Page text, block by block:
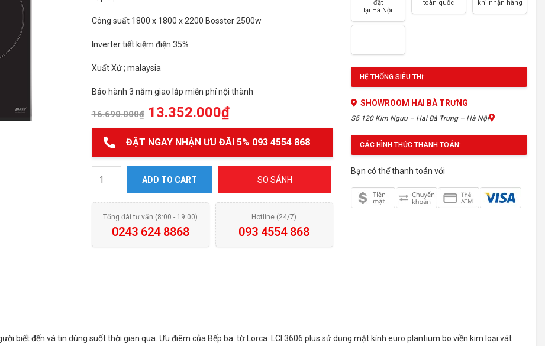
Công suất 1800 x 1800 x 2200 Bosster 2500w
Inverter tiết kiệm điện 35%
Xuất Xứ ; malaysia
Bảo hành 3 năm giao lắp miễn phí nội thành
16.690.000₫ 13.352.000₫
ĐẶT NGAY NHẬN ƯU ĐÃI 5% 093 4554 868
ADD TO CART SO SÁNH
Tổng đài tư vấn (8:00 - 19:00)
0243 624 8868
Hotline (24/7)
093 4554 868
đặt
tại Hà Nội
toàn quốc
khi nhận hàng
HỆ THỐNG SIÊU THỊ:
SHOWROOM HAI BÀ TRƯNG
Số 120 Kim Ngưu – Hai Bà Trưng – Hà Nội
CÁC HÌNH THỨC THANH TOÁN:
Bạn có thể thanh toán với
biết đến và tin dùng suốt thời gian qua. Ưu điêm của Bếp ba từ Lorca LCI 3606 plus sử dụng mặt kính euro plantium bo viền kim loại vát